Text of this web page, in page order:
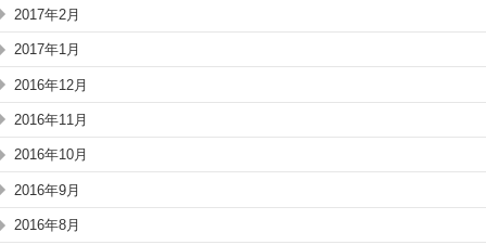
2017年2月
2017年1月
2016年12月
2016年11月
2016年10月
2016年9月
2016年8月